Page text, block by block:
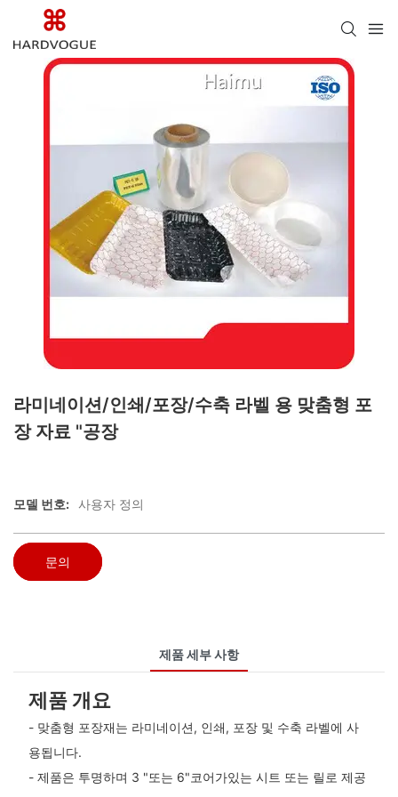
라미네이션/인쇄/포장/수축 라벨 용 맞춤형 포
장 자료 "공장
모델 번호: 사용자 정의
문의
제품 세부 사항
제품 개요
- 맞춤형 포장재는 라미네이션, 인쇄, 포장 및 수축 라벨에 사
용됩니다.
- 제품은 투명하며 3 "또는 6"코어가있는 시트 또는 릴로 제공